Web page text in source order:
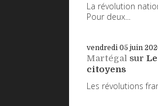
La révolution
Pour deux...
vendredi 05 juin
Martégal sur
citoyens
Les révolutions